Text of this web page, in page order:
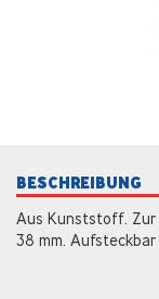
BESCHREIBUNG
Aus Kunststoff. Zur
38 mm.